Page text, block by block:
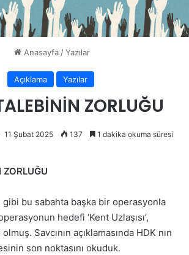
Anasayfa/Yazılar
Açıklama Yazılar
ZORLUĞU
11 Şubat 2025 137 1 dakika okuma süresi
ZORLUĞU
bu sabahta başka bir operasyonla
hedefi ‘Kent Uzlaşısı’,
Savcının açıklamasında HDK nın
son noktasını okuduk.